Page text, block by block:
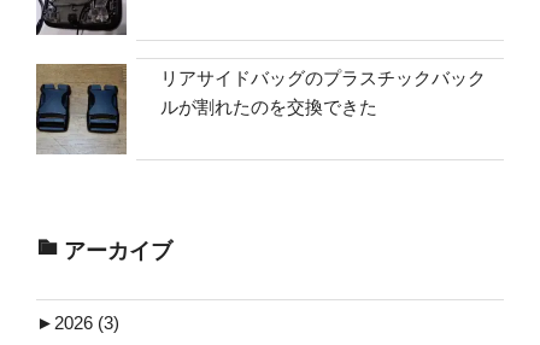
リアサイドバッグのプラスチックバック
ルが割れたのを交換できた
アーカイブ
► 2026 (3)